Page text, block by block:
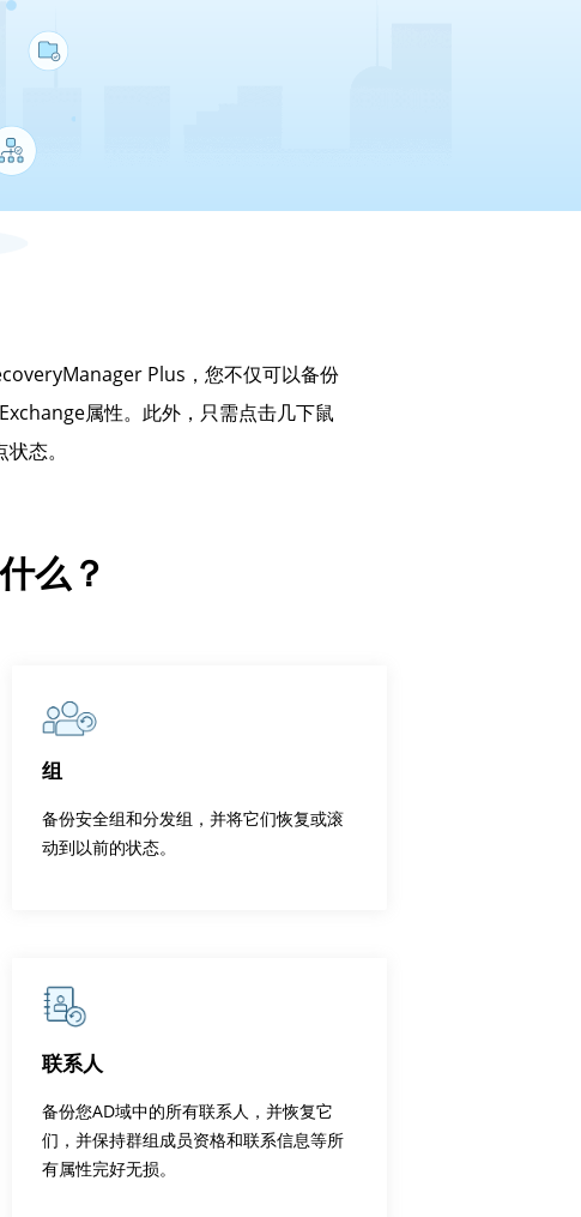
Plus，您不仅可以备份
属性。此外，只需点击几下鼠
态。
么？
组
备份安全组和分发组，并将它们恢复或滚
动到以前的状态。
联系人
备份您AD域中的所有联系人，并恢复它
们，并保持群组成员资格和联系信息等所
有属性完好无损。